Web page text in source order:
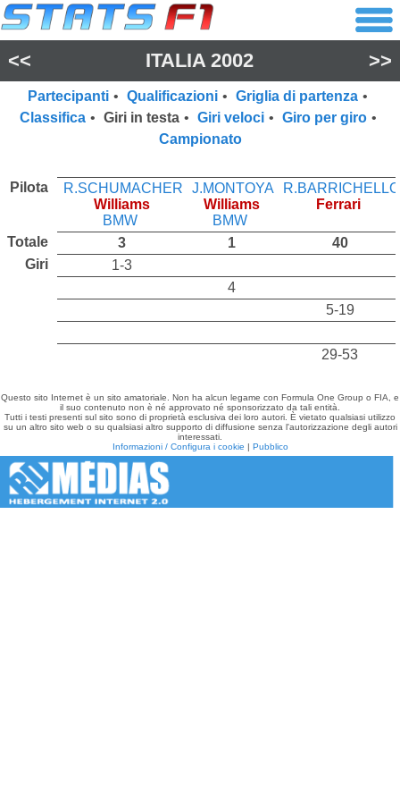
<< ITALIA 2002 >>
Partecipanti • Qualificazioni • Griglia di partenza •
Classifica • Giri in testa • Giri veloci • Giro per giro •
Campionato
Pilota
R.SCHUMACHER
Williams
BMW
J.MONTOYA
Williams
BMW
R.BARRICHELLO
Ferrari
Totale 3 1
40
Giri
1-3
4
5-19
29-53
Questo sito Internet è un sito amatoriale. Non ha alcun legame con Formula One Group o FIA, e
il suo contenuto non è né approvato né sponsorizzato da tali entità.
Tutti i testi presenti sul sito sono di proprietà esclusiva dei loro autori. È vietato qualsiasi utilizzo
su un altro sito web o su qualsiasi altro supporto di diffusione senza l'autorizzazione degli autori
interessati.
Informazioni / Configura i cookie | Pubblico